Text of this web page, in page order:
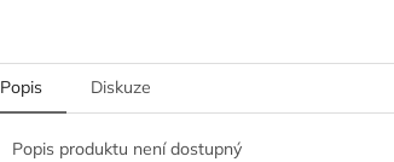
Popis Diskuze
Popis produktu není dostupný